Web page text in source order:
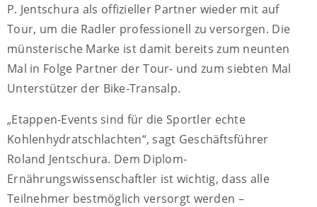
P. Jentschura als offizieller Partner wieder mit auf
Tour, um die Radler professionell zu versorgen. Die
münsterische Marke ist damit bereits zum neunten
Mal in Folge Partner der Tour- und zum siebten Mal
Unterstützer der Bike-Transalp.
„Etappen-Events sind für die Sportler echte
Kohlenhydratschlachten“, sagt Geschäftsführer
Roland Jentschura. Dem Diplom-
Ernährungswissenschaftler ist wichtig, dass alle
Teilnehmer bestmöglich versorgt werden –